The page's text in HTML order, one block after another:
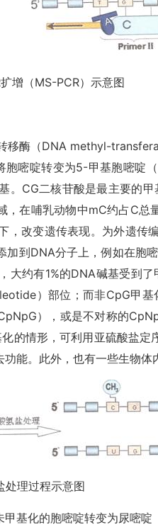
增（MS-PCR）示意图
移酶（DNA methyl-
嘧啶转变为5-甲基胞嘧啶
CG二核苷酸是最主要的
在哺乳动物中mC约占C总
，改变遗传表现。为外遗传
到DNA分子上，例如在胞
大约有1%的DNA碱基受到
）部位；而非CpG甲基
），或是不对称的
的情形，可利用亚硫酸盐定
能。此外，也有一些生物体
处理过程示意图
基化的胞嘧啶转变为尿嘧啶